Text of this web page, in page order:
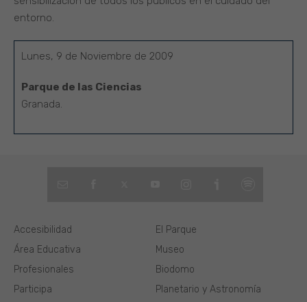
entorno.
Lunes, 9 de Noviembre de 2009
Parque de las Ciencias
Granada.
El Parque
Museo
Biodomo
Planetario y Astronomía
Área Educativa
Profesionales
Participa
Accesibilidad